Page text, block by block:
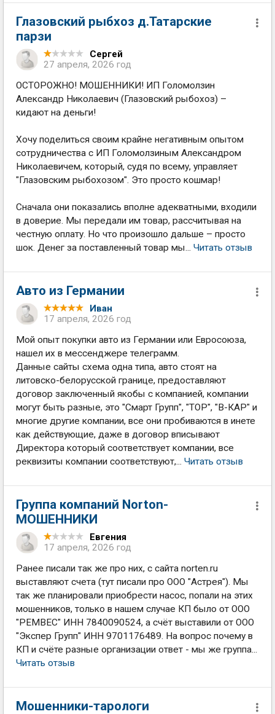
Глазовский рыбхоз д.Татарские
парзи
Сергей
27 апреля, 2026 год
ОСТОРОЖНО! МОШЕННИКИ! ИП Голомолзин
Александр Николаевич (Глазовский рыбохоз) –
кидают на деньги!
Хочу поделиться своим крайне негативным опытом
сотрудничества с ИП Голомолзиным Александром
Николаевичем, который, судя по всему, управляет
"Глазовским рыбохозом". Это просто кошмар!
Сначала они показались вполне адекватными, входили
в доверие. Мы передали им товар, рассчитывая на
честную оплату. Но что произошло дальше – просто
шок. Денег за поставленный товар мы... Читать отзыв
Авто из Германии
Иван
17 апреля, 2026 год
Мой опыт покупки авто из Германии или Евросоюза,
нашел их в мессенджере телеграмм.
Данные сайты схема одна типа, авто стоят на
литовско-белорусской границе, предоставляют
договор заключенный якобы с компанией, компании
могут быть разные, это "Смарт Групп", "ТОР", "В-КАР" и
многие другие компании, все они пробиваются в инете
как действующие, даже в договор вписывают
Директора который соответствует компании, все
реквизиты компании соответствуют,... Читать отзыв
Группа компаний Norton-
МОШЕННИКИ
Евгения
17 апреля, 2026 год
Ранее писали так же про них, с сайта norten.ru
выставляют счета (тут писали про ООО "Астрея"). Мы
так же планировали приобрести насос, попали на этих
мошенников, только в нашем случае КП было от ООО
"РЕМВЕС" ИНН 7840090524, а счёт выставили от ООО
"Экспер Групп" ИНН 9701176489. На вопрос почему в
КП и счёте разные организации ответ - мы же группа...
Читать отзыв
Мошенники-тарологи